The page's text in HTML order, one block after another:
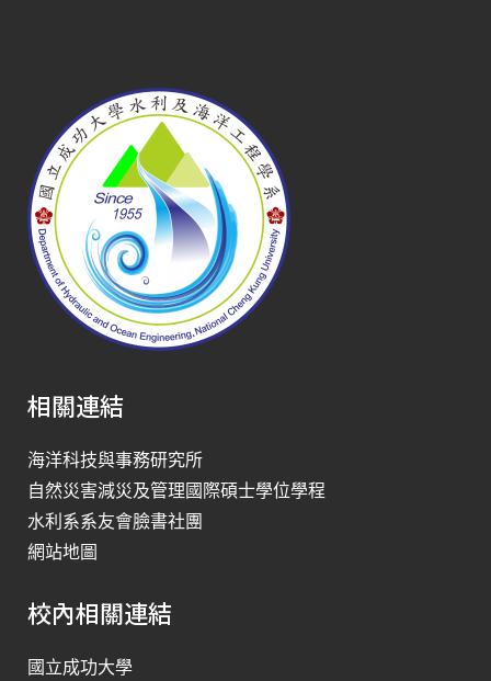
相關連結
海洋科技與事務研究所
自然災害減災及管理國際碩士學位學程
水利系系友會臉書社團
網站地圖
校內相關連結
國立成功大學